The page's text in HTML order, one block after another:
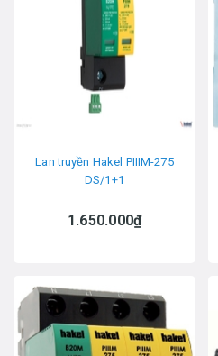
Lan truyền Hakel PIIIM-275
DS/1+1
1.650.000₫